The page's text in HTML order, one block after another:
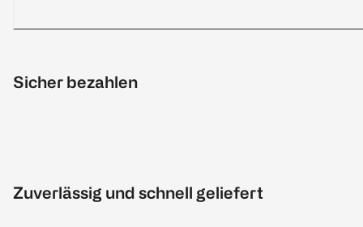
Sicher bezahlen
Zuverlässig und schnell geliefert